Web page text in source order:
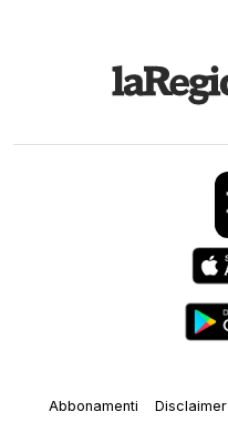
Abbonamenti Disclaimer